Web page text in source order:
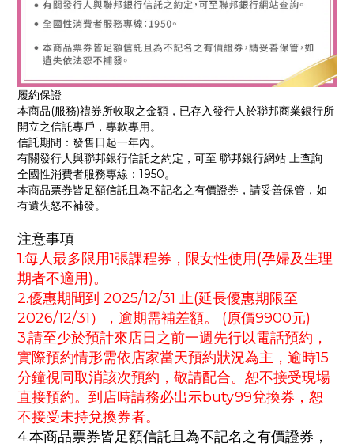
履約保證
本商品(服務)禮券所收取之金額，已存入發行人於聯邦商業銀行所
開立之信託專戶，專款專用。
信託期間：發售日起一年內。
有關發行人與聯邦銀行信託之約定，可至 聯邦銀行網站 上查詢
全國性消費者服務專線：1950。
本商品票券皆足額信託且為不記名之有價證券，請妥善保管，如
有遺失怒不補發。
注意事項
1.每人最多限用1張課程券，限女性使用(孕婦及生理
期者不適用)。
2.優惠期間到 2025/12/31 止(延長優惠期限至
2026/12/31），逾期需補差額。 (原價9900元)
3.請至少於預計來店日之前一週先行以電話預約，
實際預約情形需依店家當天預約狀況為主，逾時15
分鐘視同取消該次預約，敬請配合。恕不接受現場
直接預約。到店時請務必出示buty99兌換券，恕
不接受未持兌換券者。
4.本商品票券皆足額信託且為不記名之有價證券，